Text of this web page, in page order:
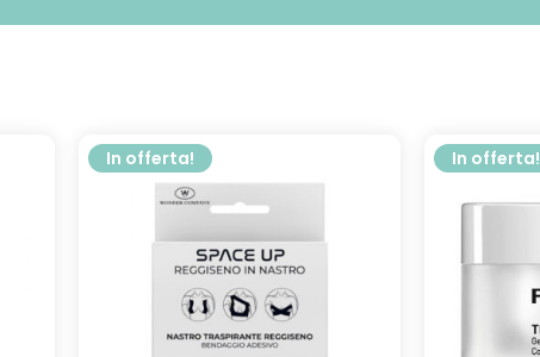
In offerta! In offerta!